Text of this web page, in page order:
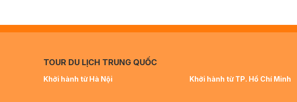
TOUR DU LỊCH TRUNG QUỐC
Khởi hành từ Hà Nội Khởi hành từ TP. Hồ Chí Minh